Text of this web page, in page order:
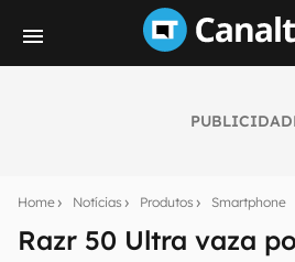
Home Notícias Produtos Smartphone
Razr 50 Ultra vaza
notícias e reviews sobre
mão.